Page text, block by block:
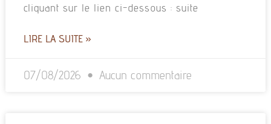
cliquant sur le lien ci-dessous : suite
LIRE LA SUITE »
07/08/2026 Aucun commentaire